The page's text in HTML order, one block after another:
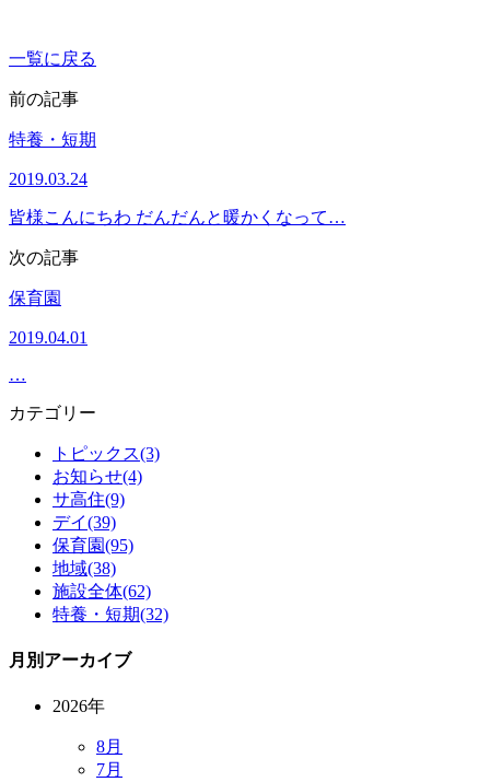
一覧に戻る
前の記事
特養・短期
2019.03.24
皆様こんにちわ だんだんと暖かくなって…
次の記事
保育園
2019.04.01
…
カテゴリー
トピックス(3)
お知らせ(4)
サ高住(9)
デイ(39)
保育園(95)
地域(38)
施設全体(62)
特養・短期(32)
月別アーカイブ
2026年
8月
7月